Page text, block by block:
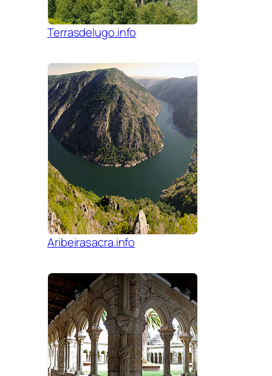
Terrasdelugo.info
Aribeirasacra.info